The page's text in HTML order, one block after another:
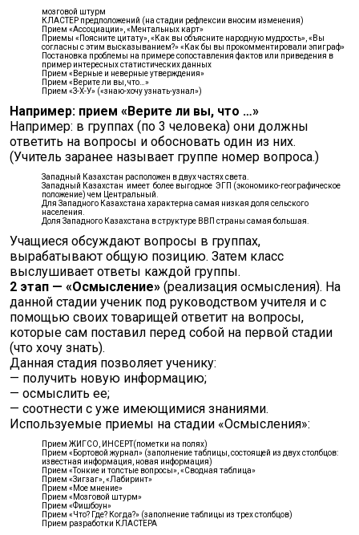
мозговой штурм
КЛАСТЕР предположений (на стадии рефлексии вносим изменения)
Прием «Ассоциации», «Ментальных карт»
Приемы «Поясните цитату», «Как вы объясните народную мудрость», «Вы
согласны с этим высказыванием?» «Как бы вы прокомментировали эпиграф»
Постановка проблемы на примере сопоставления фактов или приведения в
пример интересных статистических данных
Прием «Верные и неверные утверждения»
Прием «Верите ли вы, что…»
Прием «З-Х-У» («знаю-хочу узнать-узнал»)
Например: прием «Верите ли вы, что …»
Например: в группах (по 3 человека) они должны
ответить на вопросы и обосновать один из них.
(Учитель заранее называет группе номер вопроса.)
Западный Казахстан расположен в двух частях света.
Западный Казахстан имеет более выгодное ЭГП (экономико-географическое
положение) чем Центральный.
Для Западного Казахстана характерна самая низкая доля сельского
населения.
Доля Западного Казахстана в структуре ВВП страны самая большая.
Учащиеся обсуждают вопросы в группах,
вырабатывают общую позицию. Затем класс
выслушивает ответы каждой группы.
2 этап — «Осмысление» (реализация осмысления). На
данной стадии ученик под руководством учителя и с
помощью своих товарищей ответит на вопросы,
которые сам поставил перед собой на первой стадии
(что хочу знать).
Данная стадия позволяет ученику:
— получить новую информацию;
— осмыслить ее;
— соотнести с уже имеющимися знаниями.
Используемые приемы на стадии «Осмысления»:
Прием ЖИГСО, ИНСЕРТ(пометки на полях)
Прием «Бортовой журнал» (заполнение таблицы, состоящей из двух столбцов:
известная информация, новая информация)
Прием «Тонкие и толстые вопросы», «Сводная таблица»
Прием «Зигзаг», «Лабиринт»
Прием «Мое мнение»
Прием «Мозговой штурм»
Прием «Фишбоун»
Прием «Что? Где? Когда?» (заполнение таблицы из трех столбцов)
Прием разработки КЛАСТЕРА